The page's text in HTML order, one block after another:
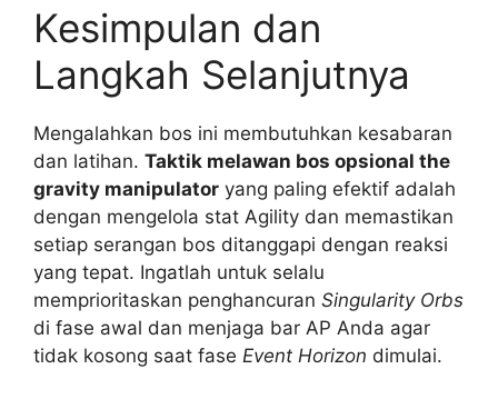
Kesimpulan dan
Langkah Selanjutnya
Mengalahkan bos ini membutuhkan kesabaran
dan latihan. Taktik melawan bos opsional the
gravity manipulator yang paling efektif adalah
dengan mengelola stat Agility dan memastikan
setiap serangan bos ditanggapi dengan reaksi
yang tepat. Ingatlah untuk selalu
memprioritaskan penghancuran Singularity Orbs
di fase awal dan menjaga bar AP Anda agar
tidak kosong saat fase Event Horizon dimulai.